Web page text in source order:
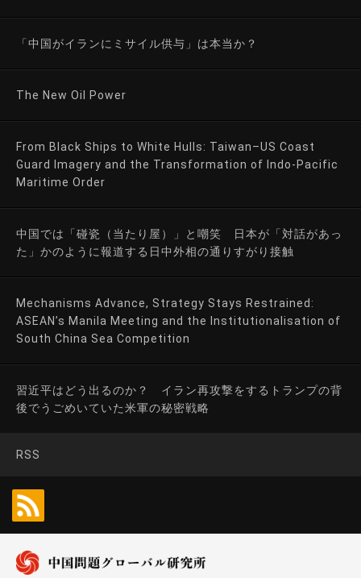
「中国がイランにミサイル供与」は本当か？
The New Oil Power
From Black Ships to White Hulls: Taiwan–US Coast
Guard Imagery and the Transformation of Indo-Pacific
Maritime Order
中国では「碰瓷（当たり屋）」と嘲笑 日本が「対話があっ
た」かのように報道する日中外相の通りすがり接触
Mechanisms Advance, Strategy Stays Restrained:
ASEAN’s Manila Meeting and the Institutionalisation of
South China Sea Competition
習近平はどう出るのか？ イラン再攻撃をするトランプの背
後でうごめいていた米軍の秘密戦略
RSS